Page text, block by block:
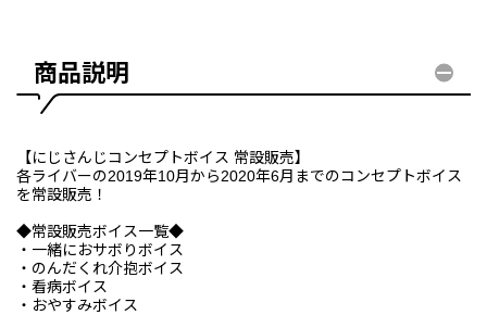
商品説明
【にじさんじコンセプトボイス 常設販売】
各ライバーの2019年10月から2020年6月までのコンセプトボイス
を常設販売！
◆常設販売ボイス一覧◆
・一緒におサボりボイス
・のんだくれ介抱ボイス
・看病ボイス
・おやすみボイス